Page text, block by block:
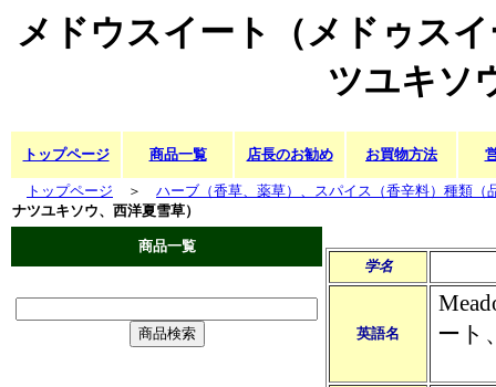
メドウスイート（メドゥス
ツユキソ
トップページ 商品一覧 店長のお勧め お買物方法
トップページ ＞ ハーブ（香草、薬草）、スパイス（香辛料）種類（
ナツユキソウ、西洋夏雪草）
商品一覧
学名
英語名
ート